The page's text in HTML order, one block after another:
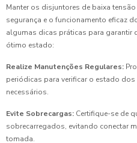
Manter os disjuntores de baixa
segurança e o funcionamento eficaz
algumas dicas práticas para garantir
ótimo estado:
Realize Manutenções Regulares:
periódicas para verificar o estado
necessários.
Evite Sobrecargas: Certifique-se de
sobrecarregados, evitando conectar
tomada.